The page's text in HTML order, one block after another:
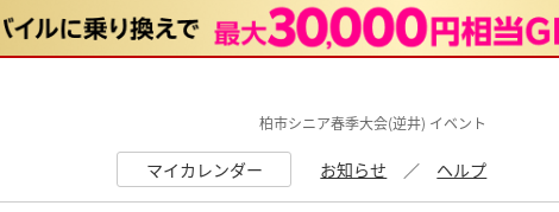
柏市シニア春季大会(逆井) イベント
マイカレンダー お知らせ ヘルプ